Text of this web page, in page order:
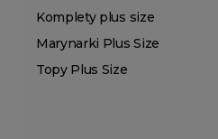
Komplety plus size
Marynarki Plus Size
Topy Plus Size